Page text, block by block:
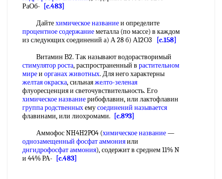
РаОб-
[c.483]
Дайтехимическое названиеи определите
процентное содержаниеметалла (по массе) в каждом
из следующих соединений а) А 28 б) А12О3
[c.158]
Витамин В2. Так называют водорастворимый
стимулятор роста, распространенный в растительном
миреи органах животных. Для него характерны
желтая окраска, сильнаяжелто-зеленая
флуоресценция и светочувствительность. Его
химическое названиерибофлавин, или лактофлавин
группа родственныхемусоединений называется
флавинами, или лиохромами.
[c.893]
Аммофос NH4H2PO4 (химическое название—
однозамещенный фосфат аммонияили
днгидрофосфат аммония), содержит в среднем 11% N
и 44% РА-
[c.483]